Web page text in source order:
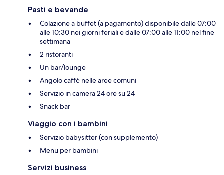
Pasti e bevande
Colazione a buffet (a pagamento) disponibile dalle 07:00
alle 10:30 nei giorni feriali e dalle 07:00 alle 11:00 nel fine
settimana
2 ristoranti
Un bar/lounge
Angolo caffè nelle aree comuni
Servizio in camera 24 ore su 24
Snack bar
Viaggio con i bambini
Servizio babysitter (con supplemento)
Menu per bambini
Servizi business